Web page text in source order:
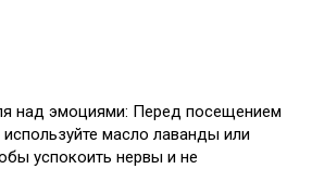
над эмоциями: Перед посещением
масло лаванды или
успокоить нервы и не